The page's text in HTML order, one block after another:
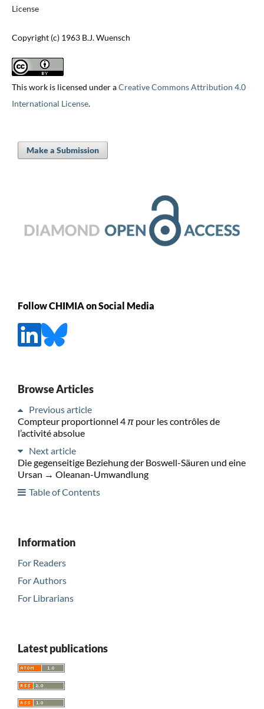
License
Copyright (c) 1963 B.J. Wuensch
This work is licensed under aCreative Commons Attribution 4.0
International License.
Make a Submission
Follow CHIMIA on Social Media
Browse Articles
Previous article
Compteur proportionnel 4 πpour les contrôles de
l’activité absolue
Next article
Die gegenseitige Beziehung der Boswell-Säuren und eine
Ursan → Oleanan-Umwandlung
Table of Contents
Information
For Readers
For Authors
For Librarians
Latest publications